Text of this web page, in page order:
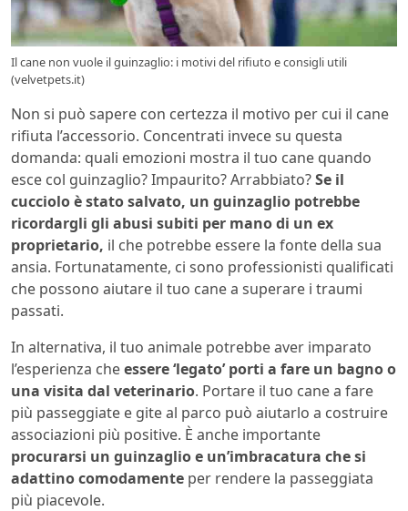
Il cane non vuole il guinzaglio: i motivi del rifiuto e consigli utili
(velvetpets.it)
Non si può sapere con certezza il motivo per cui il cane
rifiuta l’accessorio. Concentrati invece su questa
domanda: quali emozioni mostra il tuo cane quando
esce col guinzaglio? Impaurito? Arrabbiato?Se il
cucciolo è stato salvato, un guinzaglio potrebbe
ricordargli gli abusi subiti per mano di un ex
proprietario, il che potrebbe essere la fonte della sua
ansia. Fortunatamente, ci sono professionisti qualificati
che possono aiutare il tuo cane a superare i traumi
passati.
In alternativa, il tuo animale potrebbe aver imparato
l’esperienza cheessere ‘legato’ porti a fare un bagno o
una visita dal veterinario. Portare il tuo cane a fare
più passeggiate e gite al parco può aiutarlo a costruire
associazioni più positive. È anche importante
procurarsi un guinzaglio e un’imbracatura che si
adattino comodamente per rendere la passeggiata
più piacevole.